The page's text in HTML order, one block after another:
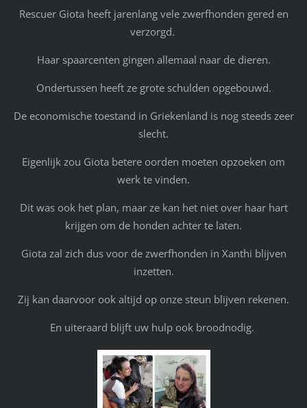
Rescuer Giota heeft jarenlang vele zwerfhonden gered en
verzorgd.
Haar spaarcenten gingen allemaal naar de dieren.
Ondertussen heeft ze grote schulden opgebouwd.
De economische toestand in Griekenland is nog steeds zeer
slecht.
Eigenlijk zou Giota betere oorden moeten opzoeken om
werk te vinden.
Dit was ook het plan, maar ze kan het niet over haar hart
krijgen om de honden achter te laten.
Giota zal zich dus voor de zwerfhonden in Xanthi blijven
inzetten.
Zij kan daarvoor ook altijd op onze steun blijven rekenen.
En uiteraard blijft uw hulp ook broodnodig.